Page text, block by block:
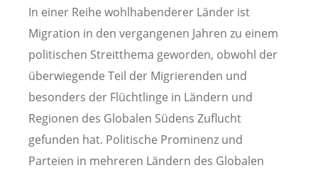
In einer Reihe wohlhabenderer Länder ist
Migration in den vergangenen Jahren zu einem
politischen Streitthema geworden, obwohl der
überwiegende Teil der Migrierenden und
besonders der Flüchtlinge in Ländern und
Regionen des Globalen Südens Zuflucht
gefunden hat. Politische Prominenz und
Parteien in mehreren Ländern des Globalen